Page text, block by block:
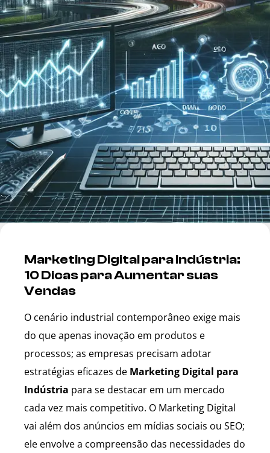
Marketing Digital para Indústria:
10 Dicas para Aumentar suas
Vendas
O cenário industrial contemporâneo exige mais
do que apenas inovação em produtos e
processos; as empresas precisam adotar
estratégias eficazes de Marketing Digital para
Indústria para se destacar em um mercado
cada vez mais competitivo. O Marketing Digital
vai além dos anúncios em mídias sociais ou SEO;
ele envolve a compreensão das necessidades do